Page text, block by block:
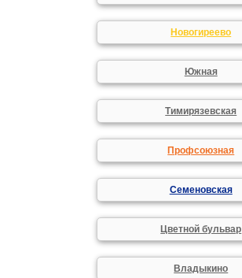
Новогиреево
Южная
Тимирязевская
Профсоюзная
Семеновская
Цветной бульвар
Владыкино